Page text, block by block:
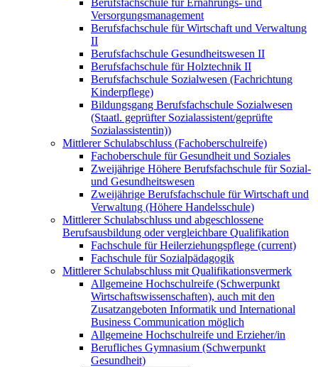
Berufsfachschule für Ernährungs- und
Versorgungsmanagement
Berufsfachschule für Wirtschaft und Verwaltung
II
Berufsfachschule Gesundheitswesen II
Berufsfachschule für Holztechnik II
Berufsfachschule Sozialwesen (Fachrichtung
Kinderpflege)
Bildungsgang Berufsfachschule Sozialwesen
(Staatl. geprüfter Sozialassistent/geprüfte
Sozialassistentin))
Mittlerer Schulabschluss (Fachoberschulreife)
Fachoberschule für Gesundheit und Soziales
Zweijährige Höhere Berufsfachschule für Sozial-
und Gesundheitswesen
Zweijährige Berufsfachschule für Wirtschaft und
Verwaltung (Höhere Handelsschule)
Mittlerer Schulabschluss und abgeschlossene
Berufsausbildung oder vergleichbare Qualifikation
Fachschule für Heilerziehungspflege (current)
Fachschule für Sozialpädagogik
Mittlerer Schulabschluss mit Qualifikationsvermerk
Allgemeine Hochschulreife (Schwerpunkt
Wirtschaftswissenschaften), auch mit den
Zusatzangeboten Informatik und International
Business Communication möglich
Allgemeine Hochschulreife und Erzieher/in
Berufliches Gymnasium (Schwerpunkt
Gesundheit)